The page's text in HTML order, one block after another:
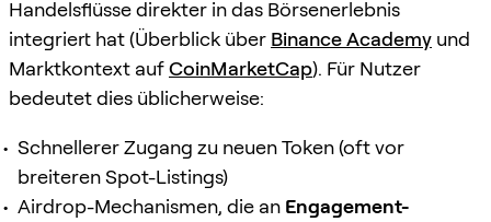
Handelsflüsse direkter in das Börsenerlebnis
integriert hat (Überblick über Binance Academy und
Marktkontext aufCoinMarketCap). Für Nutzer
bedeutet dies üblicherweise:
Schnellerer Zugang zu neuen Token (oft vor
breiteren Spot-Listings)
Airdrop-Mechanismen, die an Engagement-